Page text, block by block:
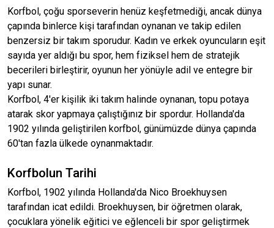
Korfbol, çoğu sporseverin henüz keşfetmediği, ancak dünya
çapında binlerce kişi tarafından oynanan ve takip edilen
benzersiz bir takım sporudur. Kadın ve erkek oyuncuların eşit
sayıda yer aldığı bu spor, hem fiziksel hem de stratejik
becerileri birleştirir, oyunun her yönüyle adil ve entegre bir
yapı sunar.
Korfbol, 4'er kişilik iki takım halinde oynanan, topu potaya
atarak skor yapmaya çalıştığınız bir spordur. Hollanda'da
1902 yılında geliştirilen korfbol, günümüzde dünya çapında
60'tan fazla ülkede oynanmaktadır.
Korfbolun Tarihi
Korfbol, 1902 yılında Hollanda'da Nico Broekhuysen
tarafından icat edildi. Broekhuysen, bir öğretmen olarak,
çocuklara yönelik eğitici ve eğlenceli bir spor geliştirmek